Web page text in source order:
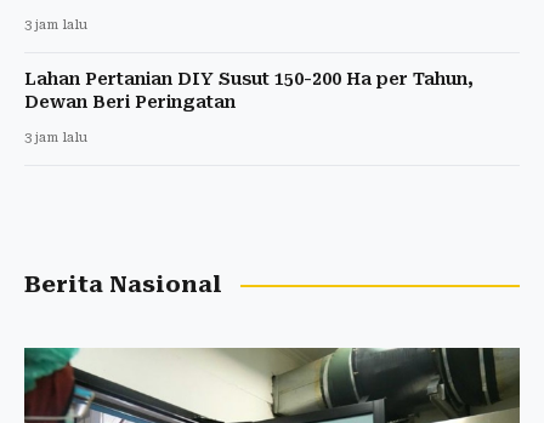
3 jam lalu
Lahan Pertanian DIY Susut 150-200 Ha per Tahun,
Dewan Beri Peringatan
3 jam lalu
Berita Nasional